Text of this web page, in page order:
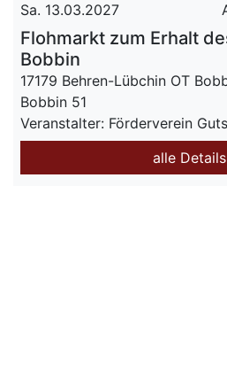
Sa. 13.03.2027
Flohmarkt zum Erhalt
Bobbin
17179 Behren-Lübchin OT
Bobbin 51
Veranstalter: Förderverein
alle Details